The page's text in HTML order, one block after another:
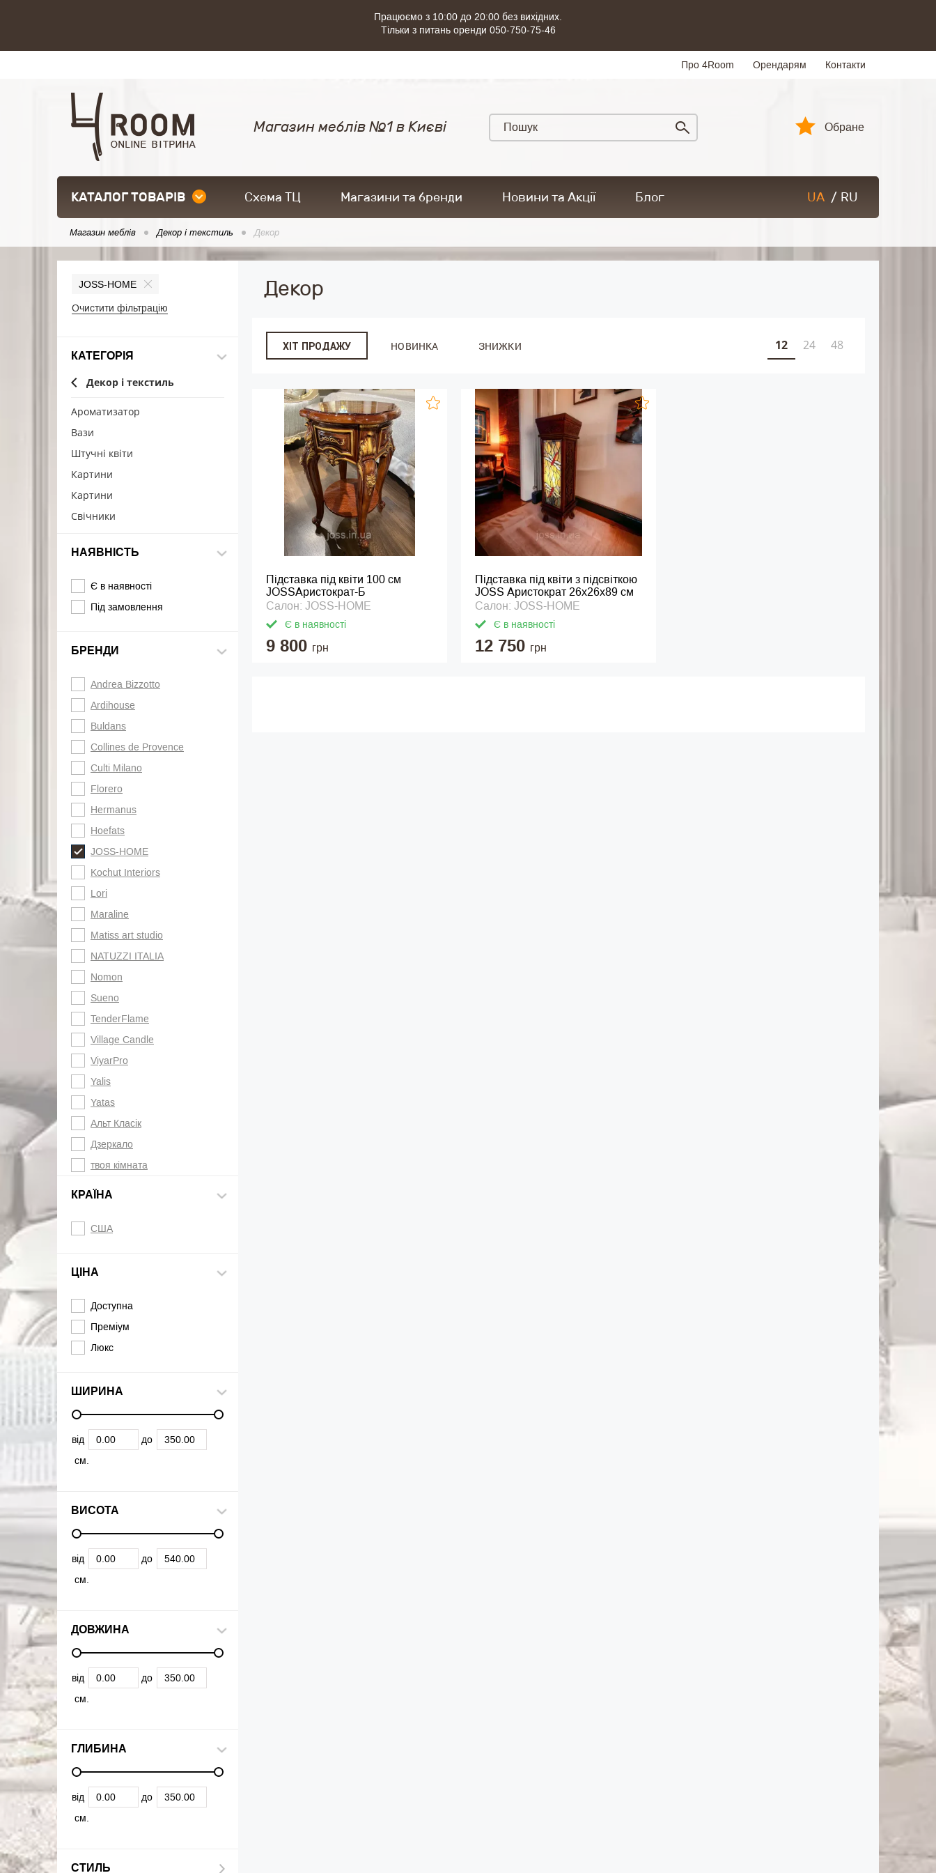
Працюємо з 10:00 до 20:00 без вихідних.
Тільки з питань оренди 050-750-75-46
Про 4Room Орендарям Контакти
Магазин меблів №1 в Києві Обране
КАТАЛОГ ТОВАРІВ Схема ТЦ Магазини та бренди Новини та Акції Блог UA / RU
Магазин меблів Декор і текстиль Декор
JOSS-HOME
Очистити фільтрацію
КАТЕГОРІЯ
Декор і текстиль
Ароматизатор
Вази
Штучні квіти
Картини
Картини
Свічники
НАЯВНІСТЬ
Є в наявності
Під замовлення
БРЕНДИ
Andrea Bizzotto
Ardihouse
Buldans
Collines de Provence
Culti Milano
Florero
Hermanus
Hoefats
JOSS-HOME
Kochut Interiors
Lori
Maraline
Matiss art studio
NATUZZI ITALIA
Nomon
Sueno
TenderFlame
Village Candle
ViyarPro
Yalis
Yatas
Альт Класік
Дзеркало
твоя кімната
КРАЇНА
США
ЦІНА
Доступна
Преміум
Люкс
ШИРИНА
від
до
см.
ВИСОТА
від
до
см.
ДОВЖИНА
від
до
см.
ГЛИБИНА
від
до
см.
СТИЛЬ
Декор
ХІТ ПРОДАЖУ НОВИНКА ЗНИЖКИ 12 24 48
Підставка під квіти 100 см
JOSSАристократ-Б
Салон: JOSS-HOME
Є в наявності
9 800 грн
Підставка під квіти з підсвіткою
JOSS Аристократ 26х26х89 см
Салон: JOSS-HOME
Є в наявності
12 750 грн